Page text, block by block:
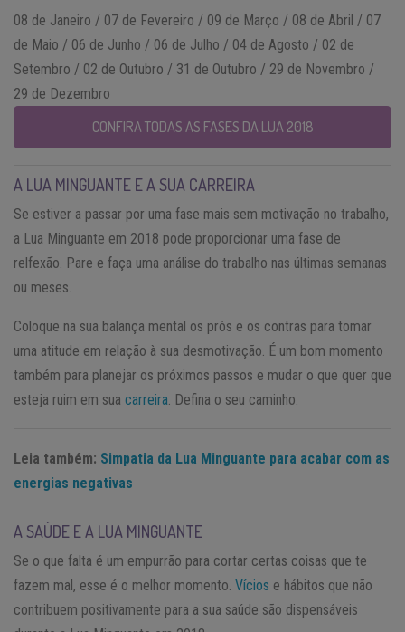
08 de Janeiro / 07 de Fevereiro / 09 de Março / 08 de Abril / 07
de Maio / 06 de Junho / 06 de Julho / 04 de Agosto / 02 de
Setembro / 02 de Outubro / 31 de Outubro / 29 de Novembro /
29 de Dezembro
CONFIRA TODAS AS FASES DA LUA 2018
A LUA MINGUANTE E A SUA CARREIRA
Se estiver a passar por uma fase mais sem motivação no trabalho,
a Lua Minguante em 2018 pode proporcionar uma fase de
relfexão. Pare e faça uma análise do trabalho nas últimas semanas
ou meses.
Coloque na sua balança mental os prós e os contras para tomar
uma atitude em relação à sua desmotivação. É um bom momento
também para planejar os próximos passos e mudar o que quer que
esteja ruim em sua carreira. Defina o seu caminho.
Leia também: Simpatia da Lua Minguante para acabar com as
energias negativas
A SAÚDE E A LUA MINGUANTE
Se o que falta é um empurrão para cortar certas coisas que te
fazem mal, esse é o melhor momento. Vícios e hábitos que não
contribuem positivamente para a sua saúde são dispensáveis